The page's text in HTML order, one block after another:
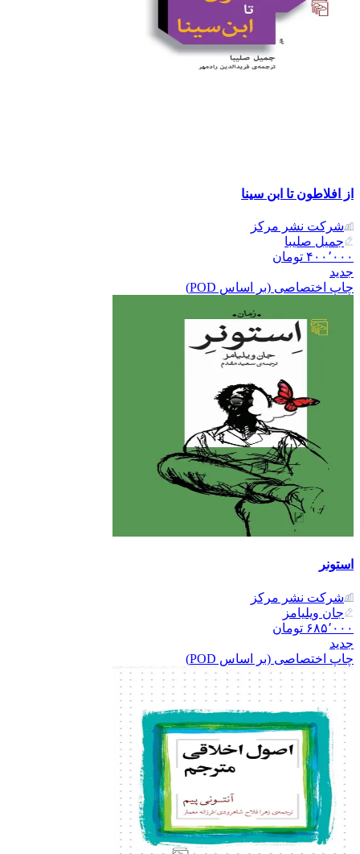
از افلاطون تا ابن سینا
شرکت نشر مرکز
جمیل صلیبا
۴۰۰٬۰۰۰ تومان
جدید
چاپ اختصاصی (بر اساس POD)
استونر
شرکت نشر مرکز
جان ویلیامز
۶۸۵٬۰۰۰ تومان
جدید
چاپ اختصاصی (بر اساس POD)